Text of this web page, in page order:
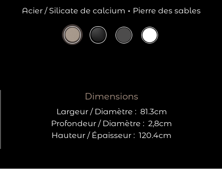
Acier / Silicate de calcium · Pierre des sables
Dimensions
Largeur / Diamètre : 81.3cm
Profondeur / Diamètre : 2,8cm
Hauteur / Épaisseur : 120.4cm